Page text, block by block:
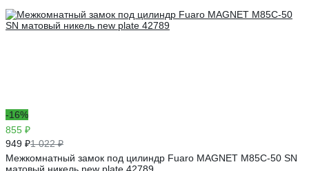
-16%
855 ₽
949 ₽1 022 ₽
Межкомнатный замок под цилиндр Fuaro MAGNET M85C-50 SN